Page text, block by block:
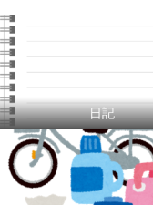
日記